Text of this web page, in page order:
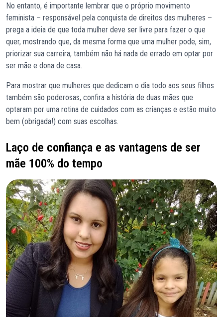
No entanto, é importante lembrar que o próprio movimento
feminista – responsável pela conquista de direitos das mulheres –
prega a ideia de que toda mulher deve ser livre para fazer o que
quer, mostrando que, da mesma forma que uma mulher pode, sim,
priorizar sua carreira, também não há nada de errado em optar por
ser mãe e dona de casa.
Para mostrar que mulheres que dedicam o dia todo aos seus filhos
também são poderosas, confira a história de duas mães que
optaram por uma rotina de cuidados com as crianças e estão muito
bem (obrigada!) com suas escolhas.
Laço de confiança e as vantagens de ser
mãe 100% do tempo